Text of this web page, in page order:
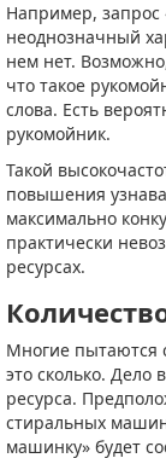
Например, запрос
неоднозначный
нем нет.
что такое
слова. Есть
рукомойник.
Такой
повышения
максимально
практически
ресурсах.
Многие пытаются
это сколько. Дело
ресурса.
стиральных
машинку» будет